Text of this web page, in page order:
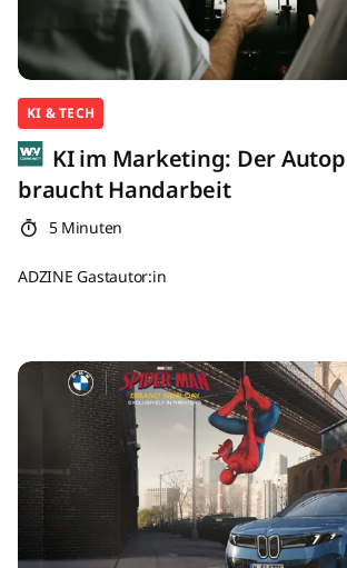
KI & TECH
KI im Marketing: Der
braucht Handarbeit
5 Minuten
ADZINE Gastautor:in